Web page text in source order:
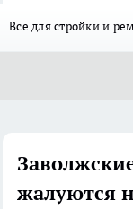
Все для стройки и
жалуются